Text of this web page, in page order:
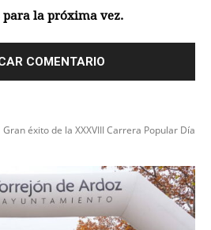
la próxima vez.